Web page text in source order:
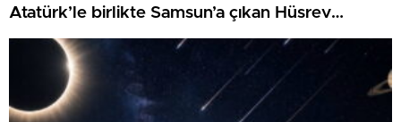
Atatürk’le birlikte Samsun’a çıkan Hüsrev
Gerede’nin hayatı…